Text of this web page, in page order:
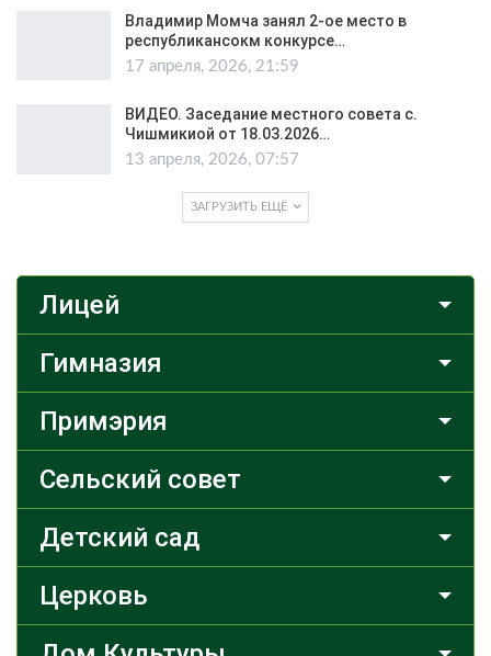
Владимир Момча занял 2-ое место в
республикансокм конкурсе…
17 апреля, 2026, 21:59
ВИДЕО. Заседание местного совета с.
Чишмикиой от 18.03.2026…
13 апреля, 2026, 07:57
ЗАГРУЗИТЬ ЕЩЁ
Лицей
Гимназия
Примэрия
Сельский совет
Детский сад
Церковь